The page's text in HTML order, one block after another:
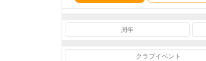
周年
クラブイベント